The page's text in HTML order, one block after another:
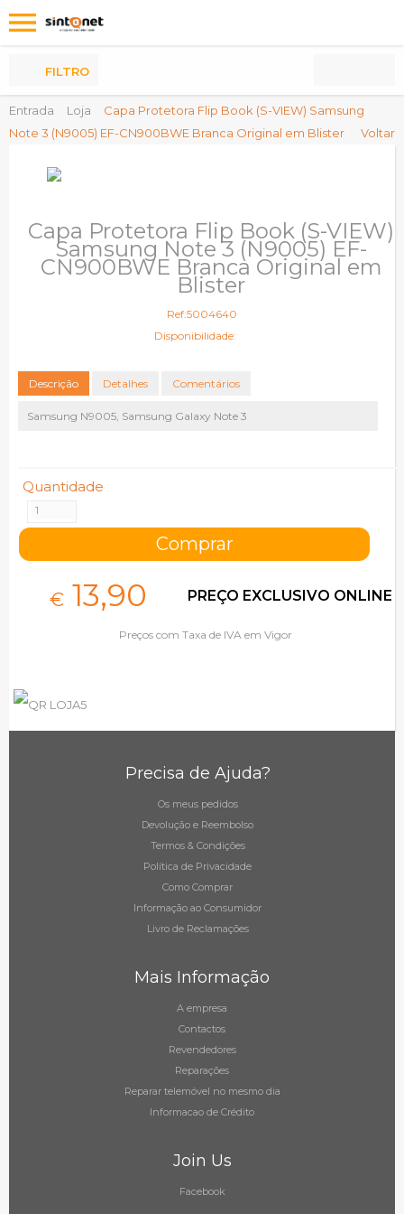
Entrada Loja
Capa Protetora Flip Book (S-VIEW) Samsung
Note 3 (N9005) EF-CN900BWE Branca Original em Blister
Voltar
FILTRO
Capa Protetora Flip Book (S-VIEW)
Samsung Note 3 (N9005) EF-
CN900BWE Branca Original em
Blister
Ref:5004640
Disponibilidade:
Descrição Detalhes Comentários
Samsung N9005, Samsung Galaxy Note 3
Quantidade
€ 13,90 PREÇO EXCLUSIVO ONLINE
Preços com Taxa de IVA em Vigor
Precisa de Ajuda?
Os meus pedidos
Devolução e Reembolso
Termos & Condições
Política de Privacidade
Como Comprar
Informação ao Consumidor
Livro de Reclamações
Mais Informação
A empresa
Contactos
Revendedores
Reparações
Reparar telemóvel no mesmo dia
Informacao de Crédito
Join Us
Facebook